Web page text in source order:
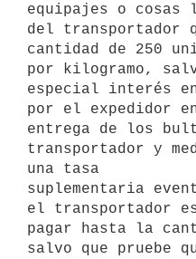
equipajes o cosas
del transportador
cantidad de 250
por kilogramo,
especial interés
por el expedidor
entrega de los
transportador y
una tasa
suplementaria
el transportador
pagar hasta la
salvo que pruebe